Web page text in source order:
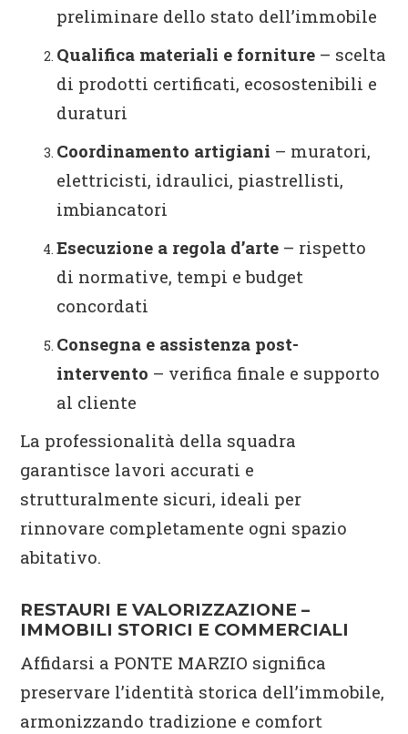
preliminare dello stato dell’immobile
Qualifica materiali e forniture – scelta
di prodotti certificati, ecosostenibili e
duraturi
Coordinamento artigiani – muratori,
elettricisti, idraulici, piastrellisti,
imbiancatori
Esecuzione a regola d’arte – rispetto
di normative, tempi e budget
concordati
Consegna e assistenza post-
intervento – verifica finale e supporto
al cliente
La professionalità della squadra
garantisce lavori accurati e
strutturalmente sicuri, ideali per
rinnovare completamente ogni spazio
abitativo.
RESTAURI E VALORIZZAZIONE –
IMMOBILI STORICI E COMMERCIALI
Affidarsi a PONTE MARZIO significa
preservare l’identità storica dell’immobile,
armonizzando tradizione e comfort